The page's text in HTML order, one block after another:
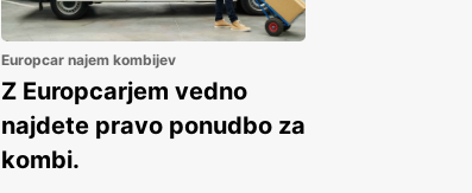
Europcar najem kombijev
Z Europcarjem vedno
najdete pravo ponudbo za
kombi.